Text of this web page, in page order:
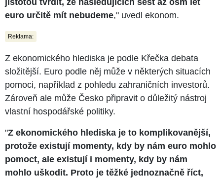
euro určitě mít nebudeme," uvedl ekonom.
Reklama:
Z ekonomického hlediska je podle Křečka debata
složitější. Euro podle něj může v některých situacích
pomoci, například z pohledu zahraničních investorů.
Zároveň ale může Česko připravit o důležitý nástroj
vlastní hospodářské politiky.
"Z ekonomického hlediska je to komplikovanější,
protože existují momenty, kdy by nám euro mohlo
pomoct, ale existují i momenty, kdy by nám
mohlo uškodit. Proto je těžké jednoznačně říct,